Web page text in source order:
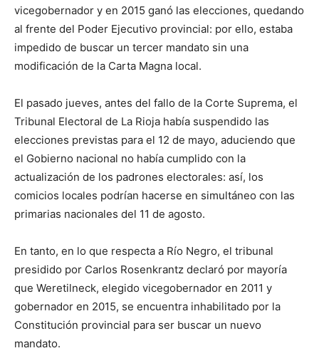
vicegobernador y en 2015 ganó las elecciones, quedando
al frente del Poder Ejecutivo provincial: por ello, estaba
impedido de buscar un tercer mandato sin una
modificación de la Carta Magna local.
El pasado jueves, antes del fallo de la Corte Suprema, el
Tribunal Electoral de La Rioja había suspendido las
elecciones previstas para el 12 de mayo, aduciendo que
el Gobierno nacional no había cumplido con la
actualización de los padrones electorales: así, los
comicios locales podrían hacerse en simultáneo con las
primarias nacionales del 11 de agosto.
En tanto, en lo que respecta a Río Negro, el tribunal
presidido por Carlos Rosenkrantz declaró por mayoría
que Weretilneck, elegido vicegobernador en 2011 y
gobernador en 2015, se encuentra inhabilitado por la
Constitución provincial para ser buscar un nuevo
mandato.